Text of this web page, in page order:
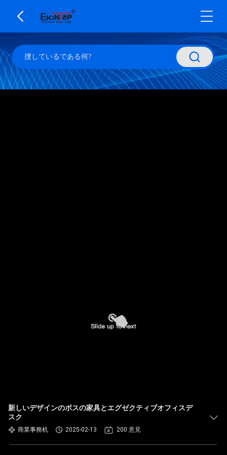
新しいデザインのボスの家具とエグゼクティブオフィスデ
スク
商業事務机 2025-02-13 200 意見